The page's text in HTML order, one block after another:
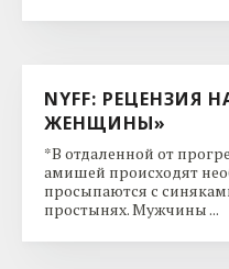
NYFF: РЕЦЕНЗИЯ
ЖЕНЩИНЫ»
*В отдаленной от
амишей происходят
просыпаются с
простынях. Мужчины ...